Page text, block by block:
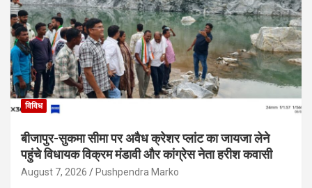
विविध
बीजापुर-सुकमा सीमा पर अवैध क्रेशर प्लांट का जायजा लेने
पहुंचे विधायक विक्रम मंडावी और कांग्रेस नेता हरीश कवासी
August 7, 2026 Pushpendra Marko